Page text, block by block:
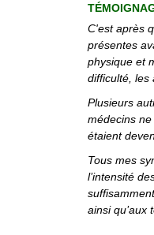
C'est après
présentes
physique et
difficulté, les
Plusieurs
médecins
étaient
Tous mes
l’intensité
ainsi qu’aux